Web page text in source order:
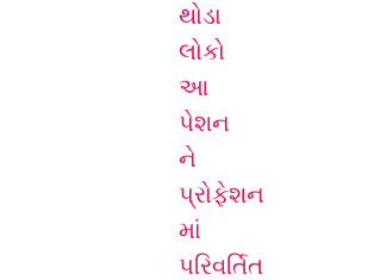
થોડા
લોકો
આ
પેશન
ને
પ્રોફેશન
માં
પરિવર્તિત